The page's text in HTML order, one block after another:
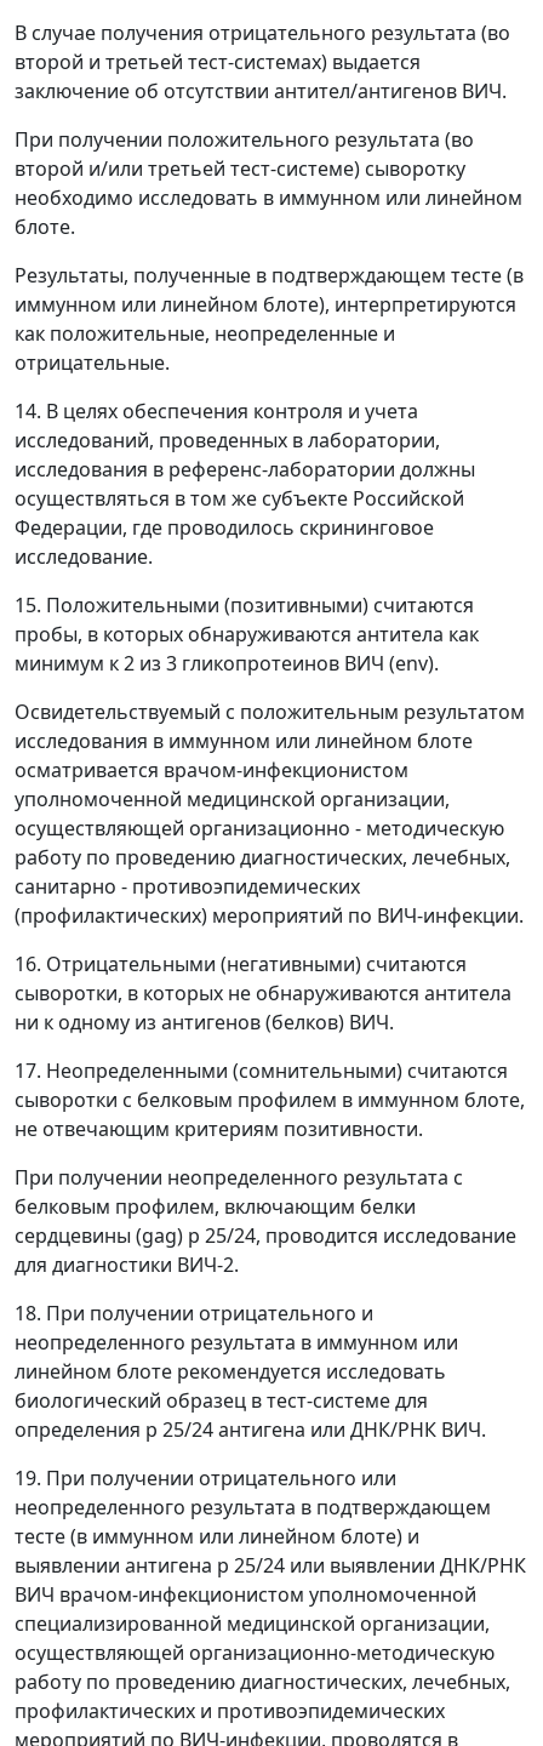
В случае получения отрицательного результата (во
второй и третьей тест-системах) выдается
заключение об отсутствии антител/антигенов ВИЧ.
При получении положительного результата (во
второй и/или третьей тест-системе) сыворотку
необходимо исследовать в иммунном или линейном
блоте.
Результаты, полученные в подтверждающем тесте (в
иммунном или линейном блоте), интерпретируются
как положительные, неопределенные и
отрицательные.
14. В целях обеспечения контроля и учета
исследований, проведенных в лаборатории,
исследования в референс-лаборатории должны
осуществляться в том же субъекте Российской
Федерации, где проводилось скрининговое
исследование.
15. Положительными (позитивными) считаются
пробы, в которых обнаруживаются антитела как
минимум к 2 из 3 гликопротеинов ВИЧ (env).
Освидетельствуемый с положительным результатом
исследования в иммунном или линейном блоте
осматривается врачом-инфекционистом
уполномоченной медицинской организации,
осуществляющей организационно - методическую
работу по проведению диагностических, лечебных,
санитарно - противоэпидемических
(профилактических) мероприятий по ВИЧ-инфекции.
16. Отрицательными (негативными) считаются
сыворотки, в которых не обнаруживаются антитела
ни к одному из антигенов (белков) ВИЧ.
17. Неопределенными (сомнительными) считаются
сыворотки с белковым профилем в иммунном блоте,
не отвечающим критериям позитивности.
При получении неопределенного результата с
белковым профилем, включающим белки
сердцевины (gag) р 25/24, проводится исследование
для диагностики ВИЧ-2.
18. При получении отрицательного и
неопределенного результата в иммунном или
линейном блоте рекомендуется исследовать
биологический образец в тест-системе для
определения р 25/24 антигена или ДНК/РНК ВИЧ.
19. При получении отрицательного или
неопределенного результата в подтверждающем
тесте (в иммунном или линейном блоте) и
выявлении антигена р 25/24 или выявлении ДНК/РНК
ВИЧ врачом-инфекционистом уполномоченной
специализированной медицинской организации,
осуществляющей организационно-методическую
работу по проведению диагностических, лечебных,
профилактических и противоэпидемических
мероприятий по ВИЧ-инфекции, проводятся в